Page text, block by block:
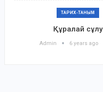
ТАРИХ-ТАНЫМ
Құралай сұлу
Admin 6 years ago